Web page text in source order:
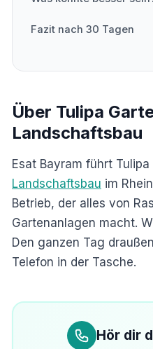
Fazit nach 30 Tagen
Über Tulipa
Landschaftsbau
Esat Bayram führt Tulipa
Landschaftsbau im
Betrieb, der alles von
Gartenanlagen macht.
Den ganzen Tag
Telefon in der Tasche.
Hör dir